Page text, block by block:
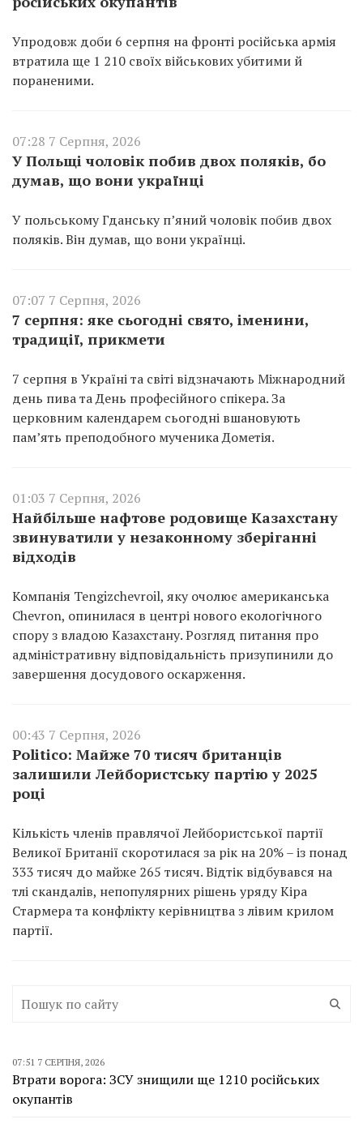
Упродовж доби 6 серпня на фронті російська армія
втратила ще 1 210 своїх військових убитими й
пораненими.
07:28 7 Серпня, 2026
У Польщі чоловік побив двох поляків, бо
думав, що вони українці
У польському Гданську п’яний чоловік побив двох
поляків. Він думав, що вони українці.
07:07 7 Серпня, 2026
7 серпня: яке сьогодні свято, іменини,
традиції, прикмети
7 серпня в Україні та світі відзначають Міжнародний
день пива та День професійного спікера. За
церковним календарем сьогодні вшановують
пам’ять преподобного мученика Дометія.
01:03 7 Серпня, 2026
Найбільше нафтове родовище Казахстану
звинуватили у незаконному зберіганні
відходів
Компанія Tengizchevroil, яку очолює американська
Chevron, опинилася в центрі нового екологічного
спору з владою Казахстану. Розгляд питання про
адміністративну відповідальність призупинили до
завершення досудового оскарження.
00:43 7 Серпня, 2026
Politico: Майже 70 тисяч британців
залишили Лейбористську партію у 2025
році
Кількість членів правлячої Лейбористської партії
Великої Британії скоротилася за рік на 20% – із понад
333 тисяч до майже 265 тисяч. Відтік відбувався на
тлі скандалів, непопулярних рішень уряду Кіра
Стармера та конфлікту керівництва з лівим крилом
партії.
07:51 7 СЕРПНЯ, 2026
Втрати ворога: ЗСУ знищили ще 1210 російських
окупантів